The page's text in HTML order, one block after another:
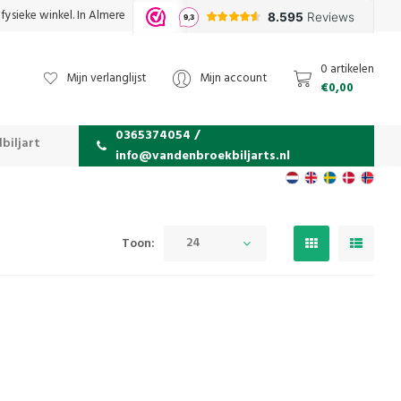
winkel. In Almere
Mijn verlanglijst Mijn account
0 artikelen
€0,00
0365374054 /
info@vandenbroekbiljarts.nl
Toon: 24